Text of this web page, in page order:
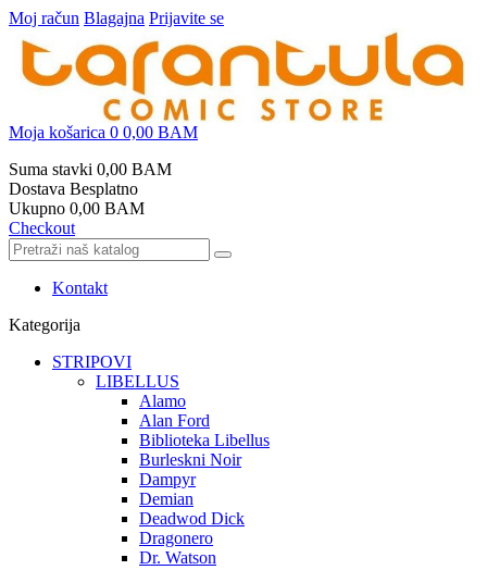
Moj račun Blagajna Prijavite se
Moja košarica 0 0,00 BAM
Suma stavki 0,00 BAM
Dostava Besplatno
Ukupno 0,00 BAM
Checkout
Kontakt
Kategorija
STRIPOVI
LIBELLUS
Alamo
Alan Ford
Biblioteka Libellus
Burleskni Noir
Dampyr
Demian
Deadwod Dick
Dragonero
Dr. Watson